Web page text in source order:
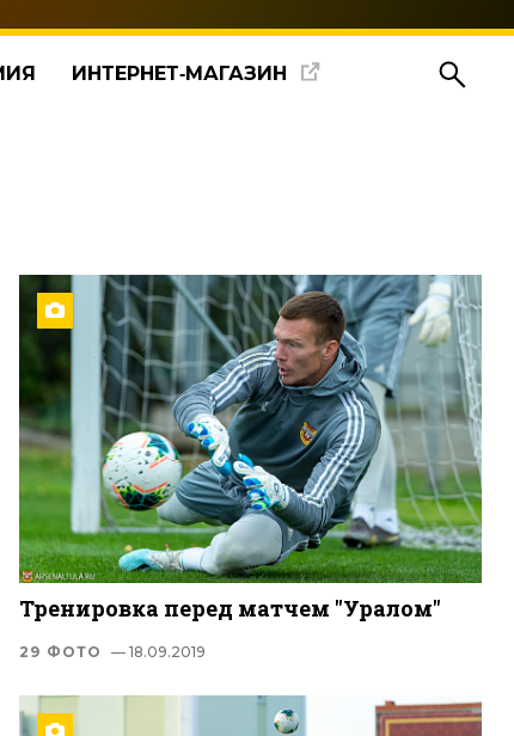
ИНТЕРНЕТ‑МАГАЗИН
Тренировка перед матчем "Уралом"
29 ФОТО — 18.09.2019